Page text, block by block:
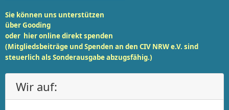
Sie können uns unterstützen
überGooding
oder hier onlinedirekt spenden
(Mitgliedsbeiträge und Spenden an den CIV NRW e.V. sind
steuerlich als Sonderausgabe abzugsfähig.)
Wir auf: